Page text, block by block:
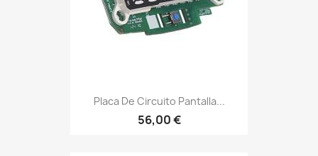
Placa De Circuito Pantalla...
56,00 €